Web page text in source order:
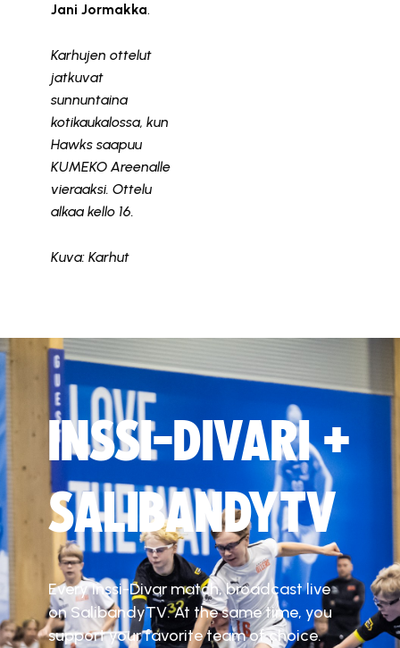
Jani Jormakka.
Karhujen ottelut
jatkuvat
sunnuntaina
kotikaukalossa, kun
Hawks saapuu
KUMEKO Areenalle
vieraaksi. Ottelu
alkaa kello 16.
Kuva: Karhut
INSSI-DIVARI +
SALIBANDYTV
Every Inssi-Divar match, broadcast live
on SalibandyTV. At the same time, you
support your favorite team of choice.